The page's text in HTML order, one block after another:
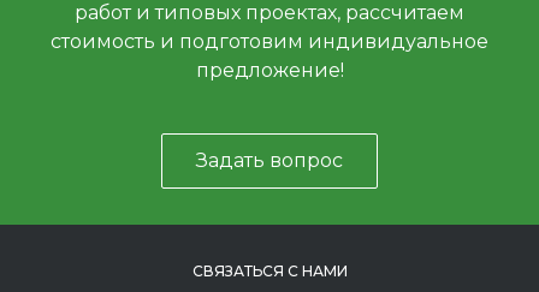
работ и типовых проектах, рассчитаем
стоимость и подготовим индивидуальное
предложение!
Задать вопрос
СВЯЗАТЬСЯ С НАМИ